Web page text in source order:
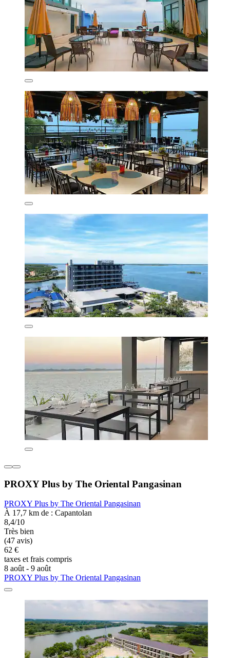
PROXY Plus by The Oriental Pangasinan
PROXY Plus by The Oriental Pangasinan
À 17,7 km de : Capantolan
8,4/10
Très bien
(47 avis)
62 €
taxes et frais compris
8 août - 9 août
PROXY Plus by The Oriental Pangasinan